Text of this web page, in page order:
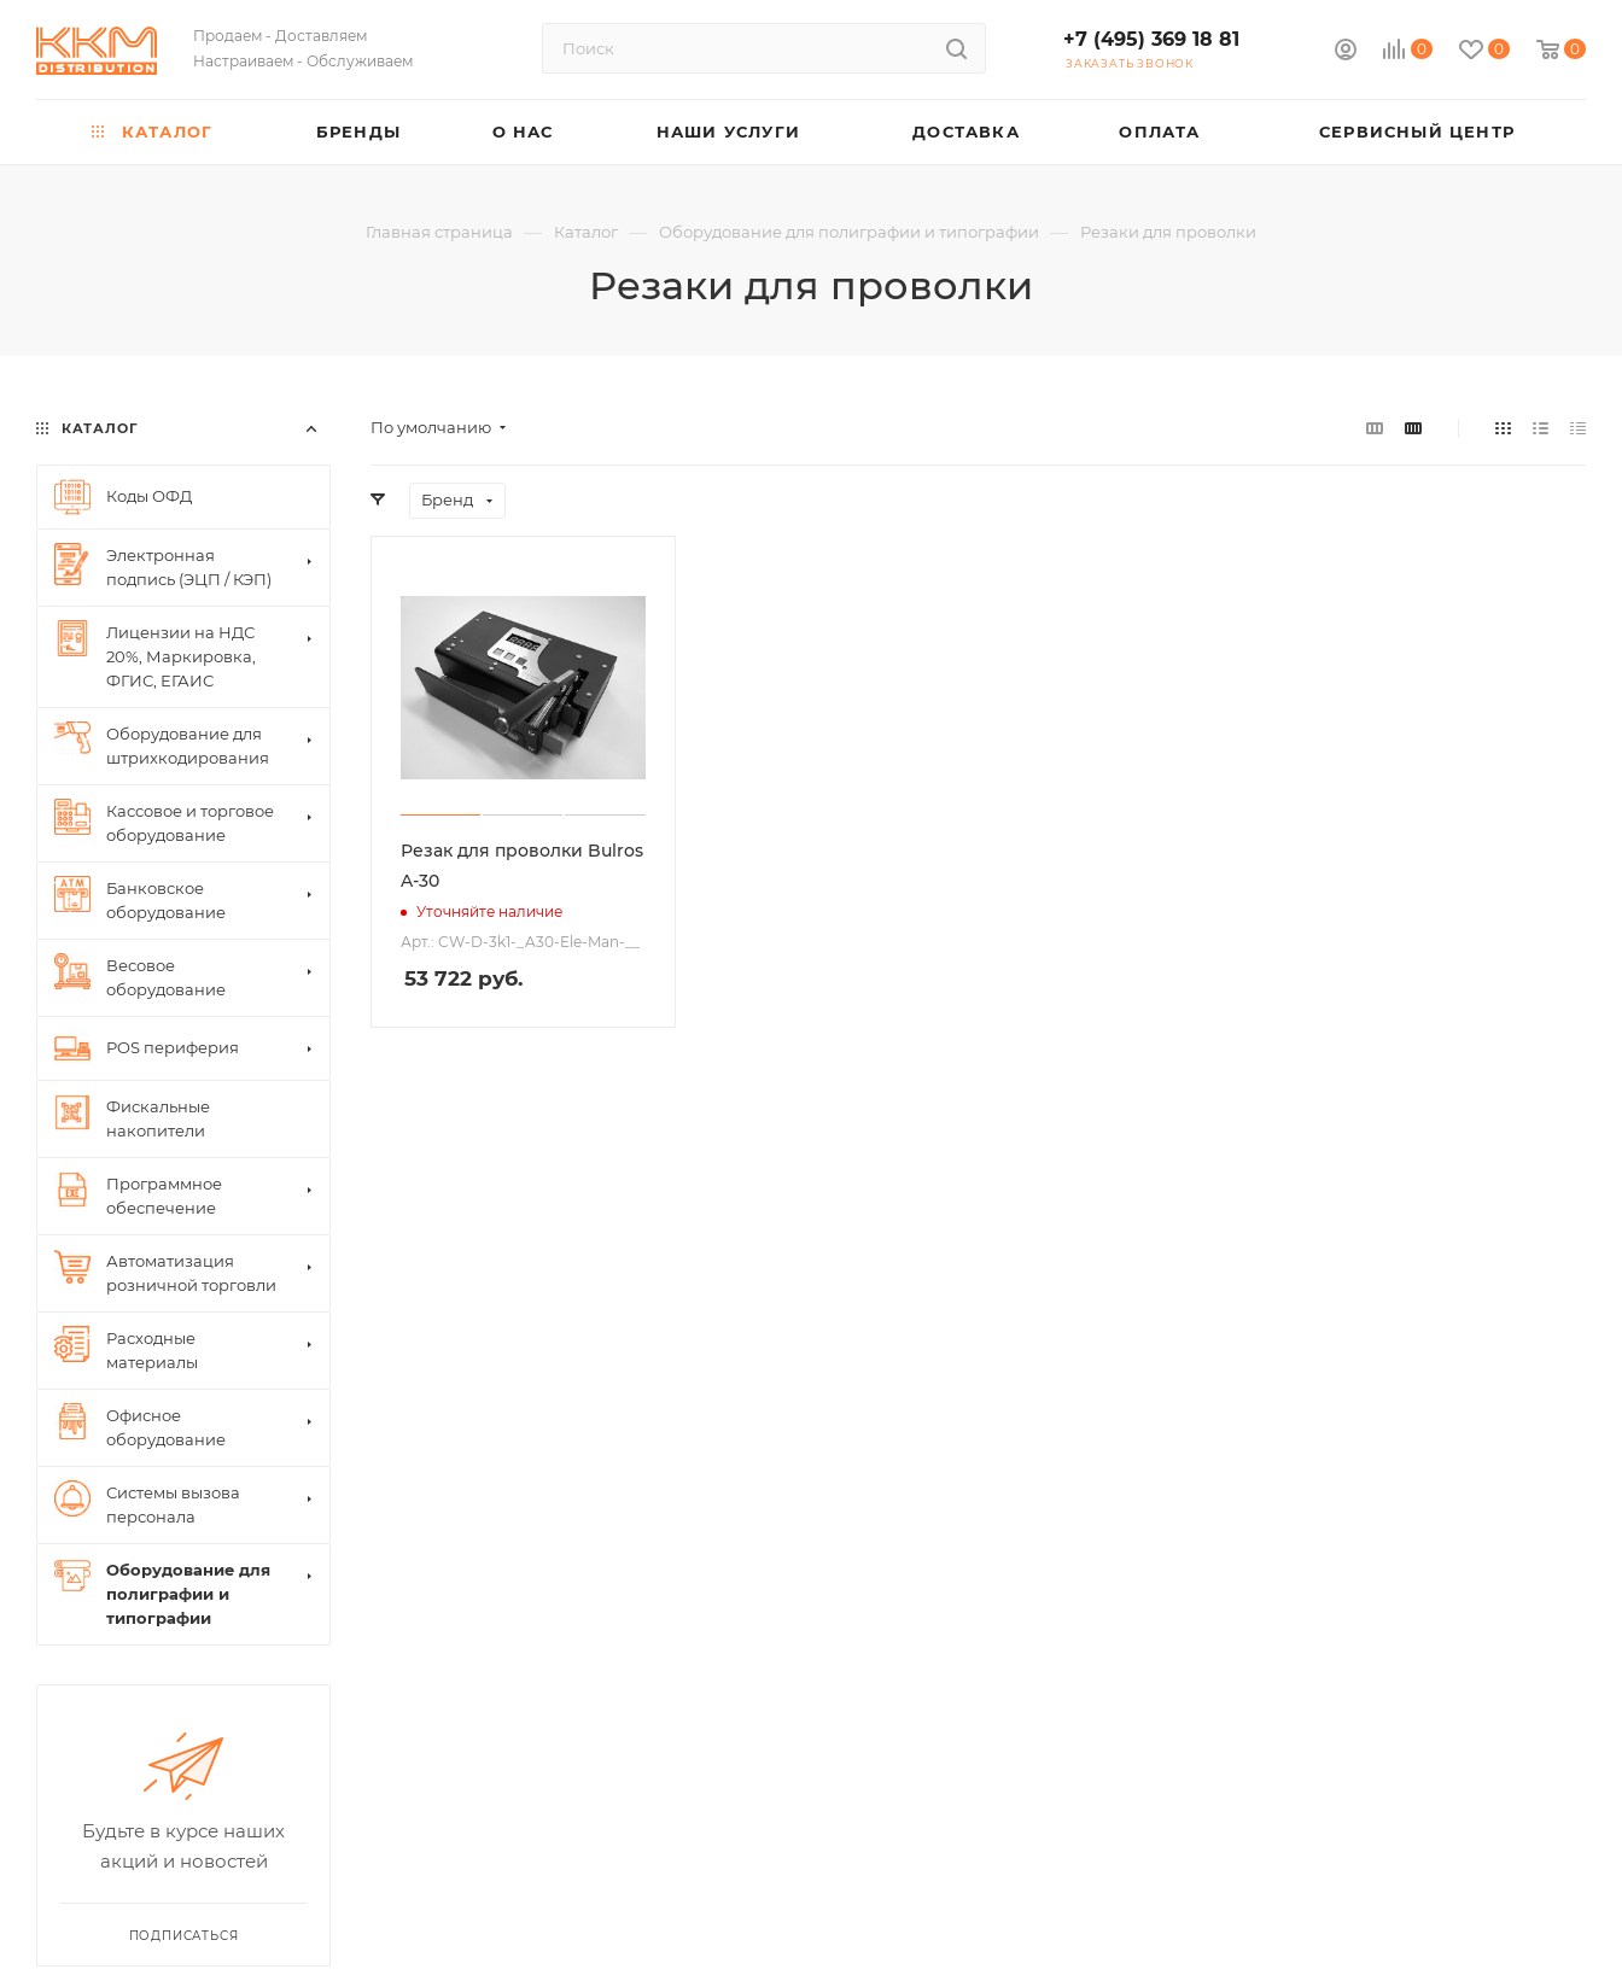
Продаем - Доставляем
Настраиваем - Обслуживаем
0 0 0
+7 (495) 369 18 81
ЗАКАЗАТЬ ЗВОНОК
КАТАЛОГ БРЕНДЫ О НАС НАШИ УСЛУГИ ДОСТАВКА ОПЛАТА СЕРВИСНЫЙ ЦЕНТР
Главная страница — Каталог — Оборудование для полиграфии и типографии — Резаки для проволки
Резаки для проволки
По умолчанию
Бренд
Резак для проволки Bulros
A-30
Уточняйте наличие
Арт.: CW-D-3k1-_A30-Ele-Man-__
53 722 руб.
КАТАЛОГ
Коды ОФД
Электронная
подпись (ЭЦП / КЭП)
Лицензии на НДС
20%, Маркировка,
ФГИС, ЕГАИС
Оборудование для
штрихкодирования
Кассовое и торговое
оборудование
Банковское
оборудование
Весовое
оборудование
POS периферия
Фискальные
накопители
Программное
обеспечение
Автоматизация
розничной торговли
Расходные
материалы
Офисное
оборудование
Системы вызова
персонала
Оборудование для
полиграфии и
типографии
Будьте в курсе наших
акций и новостей
ПОДПИСАТЬСЯ